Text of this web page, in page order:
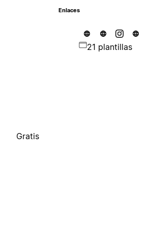
Enlaces
21 plantillas
Gratis